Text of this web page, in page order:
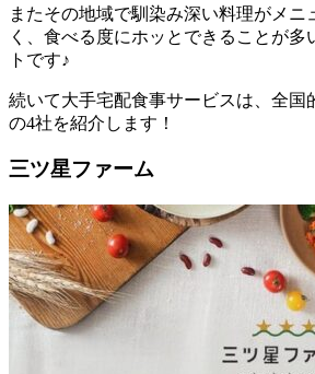
またその地域で馴染み深い料理がメニ
く、食べる度にホッとできることが多
トです♪
続いて大手宅配食事サービスは、全国
の4社を紹介します！
三ツ星ファーム